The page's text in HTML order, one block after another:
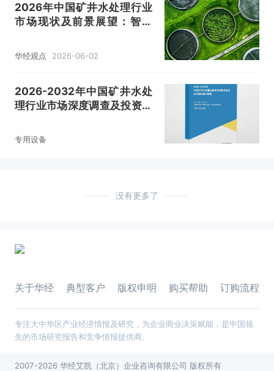
2026年中国矿井水处理行业
市场现状及前景展望：智能
要方向「图」
华经观点 2026-06-02
2026-2032年中国矿井水处
理行业市场深度调查及投资规
专用设备
没有更多了
关于华经 典型客户 版权申明 购买帮助 订购流程
专注大中华区产业经济情报及研究，为企业商业决策赋能，是中国领
先的市场研究报告和竞争情报提供商。
2007-2026 华经艾凯（北京）企业咨询有限公司 版权所有